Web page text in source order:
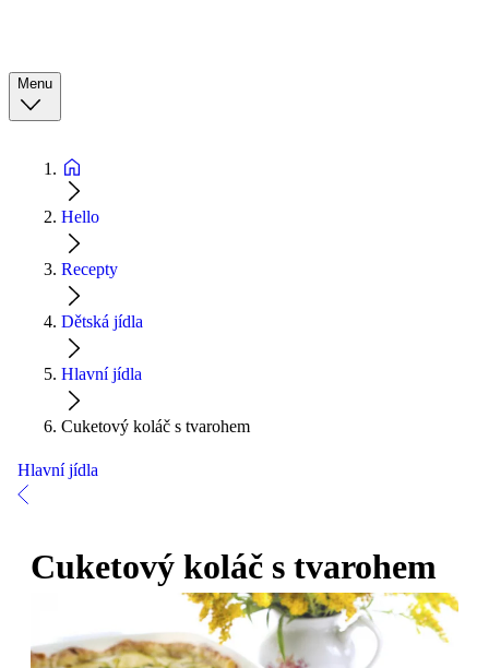
Menu
Hello
Recepty
Dětská jídla
Hlavní jídla
Cuketový koláč s tvarohem
Hlavní jídla
Cuketový koláč s tvarohem